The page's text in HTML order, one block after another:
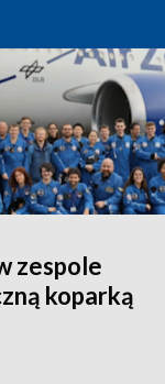
zespole
koparką